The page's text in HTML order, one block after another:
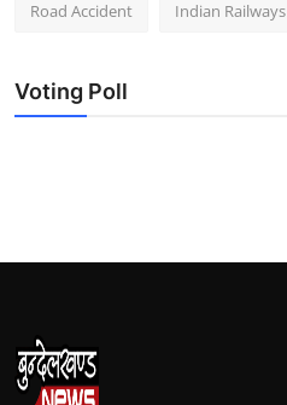
Road Accident Indian Railways
Voting Poll